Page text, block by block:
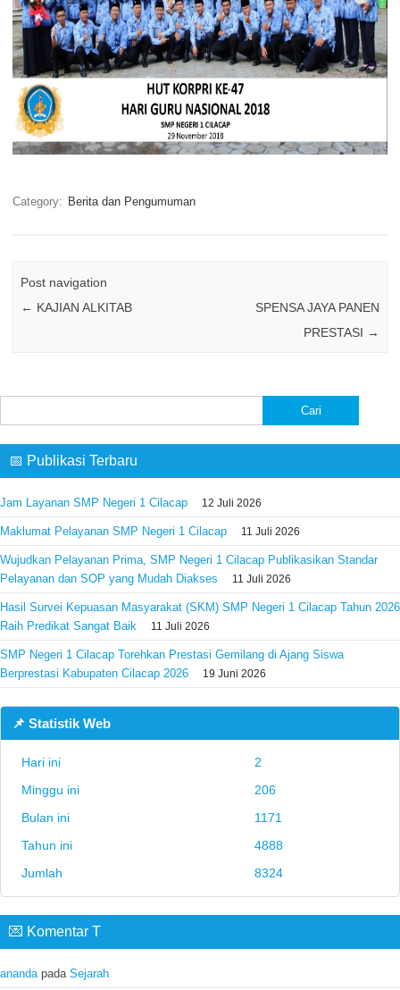
Category: Berita dan Pengumuman
Post navigation
← KAJIAN ALKITAB
SPENSA JAYA PANEN
PRESTASI →
untuk:
📅 Publikasi Terbaru
Jam Layanan SMP Negeri 1 Cilacap 12 Juli 2026
Maklumat Pelayanan SMP Negeri 1 Cilacap 11 Juli 2026
Wujudkan Pelayanan Prima, SMP Negeri 1 Cilacap Publikasikan Standar
Pelayanan dan SOP yang Mudah Diakses
11 Juli 2026
Hasil Survei Kepuasan Masyarakat (SKM) SMP Negeri 1 Cilacap Tahun 2026
Raih Predikat Sangat Baik
11 Juli 2026
SMP Negeri 1 Cilacap Torehkan Prestasi Gemilang di Ajang Siswa
Berprestasi Kabupaten Cilacap 2026
19 Juni 2026
📌 Statistik Web
Hari ini
2
Minggu ini
206
Bulan ini
1171
Tahun ini
4888
Jumlah
8324
💌 Komentar T
ananda pada Sejarah